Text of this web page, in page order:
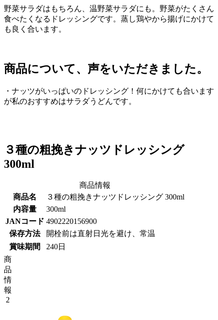
野菜サラダはもちろん、温野菜サラダにも。野菜がたくさん
食べたくなるドレッシングです。蒸し鶏やから揚げにかけて
も良く合います。
商品について、声をいただきました。
・ナッツがいっぱいのドレッシング！何にかけても合います
が私のおすすめはサラダうどんです。
３種の粗挽きナッツドレッシング
300ml
商品情報
商品名
３種の粗挽きナッツドレッシング 300ml
内容量
300ml
JANコード 4902220156900
保存方法
開栓前は直射日光を避け、常温
賞味期間
240日
商
品
情
報
2